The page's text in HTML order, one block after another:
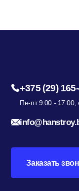
+375 (29)
Пн-пт 9:00 - 17:00,
Заказать